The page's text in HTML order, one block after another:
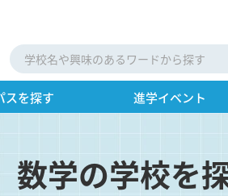
スを探す 進学イベント
数学の学校を